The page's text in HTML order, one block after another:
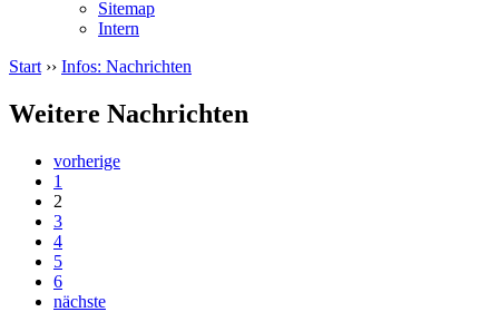
Sitemap
Intern
Start ›› Infos: Nachrichten
Weitere Nachrichten
vorherige
1
2
3
4
5
6
nächste